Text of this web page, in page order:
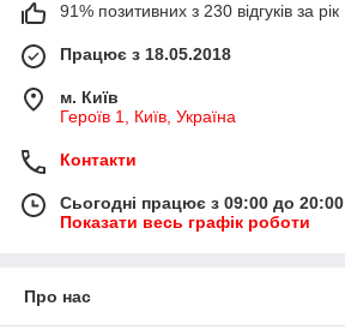
91% позитивних з 230 відгуків за рік
Працює з 18.05.2018
м. Київ
Героїв 1, Київ, Україна
Контакти
Сьогодні працює з 09:00 до 20:00
Показати весь графік роботи
Про нас